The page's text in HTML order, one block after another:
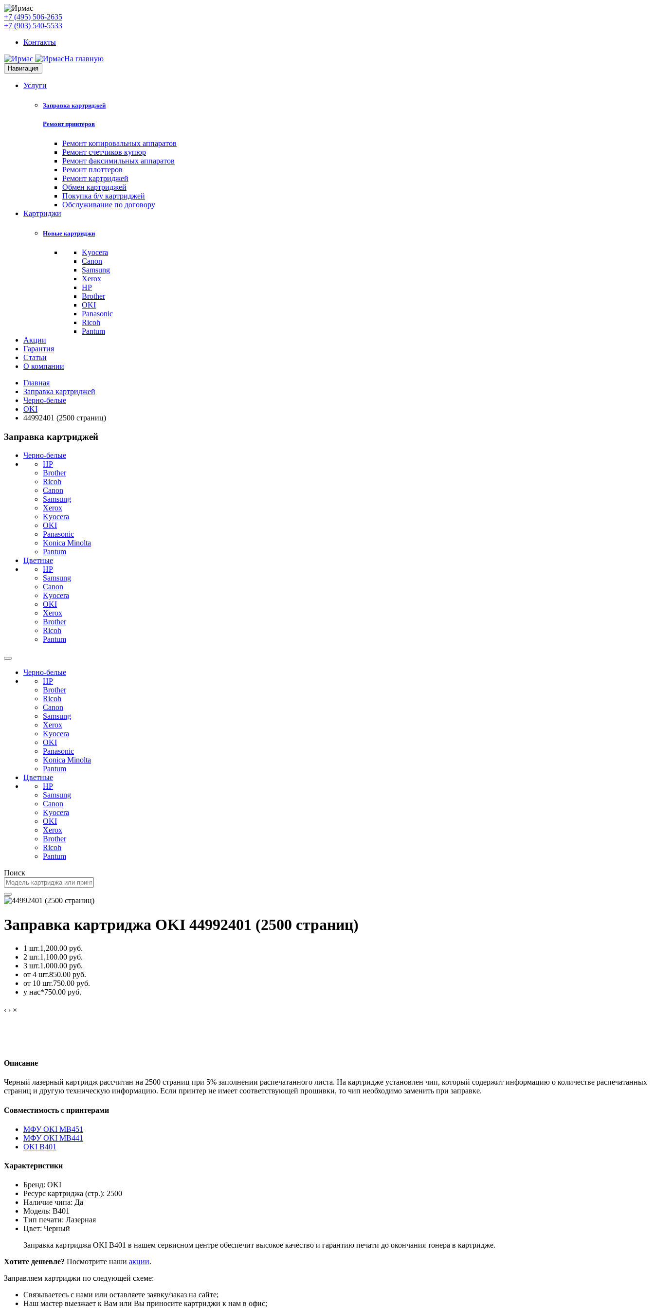
+7 (495) 506-2635
+7 (903) 540-5533
Контакты
На главную
Навигация
Услуги
Заправка картриджей
Ремонт принтеров
Ремонт копировальных аппаратов
Ремонт счетчиков купюр
Ремонт факсимильных аппаратов
Ремонт плоттеров
Ремонт картриджей
Обмен картриджей
Покупка б/у картриджей
Обслуживание по договору
Картриджи
Новые картриджи
Kyocera
Canon
Samsung
Xerox
HP
Brother
OKI
Panasonic
Ricoh
Pantum
Акции
Гарантия
Статьи
О компании
Главная
Заправка картриджей
Черно-белые
OKI
44992401 (2500 страниц)
Заправка картриджей
Черно-белые
HP
Brother
Ricoh
Canon
Samsung
Xerox
Kyocera
OKI
Panasonic
Konica Minolta
Pantum
Цветные
HP
Samsung
Canon
Kyocera
OKI
Xerox
Brother
Ricoh
Pantum
Черно-белые
HP
Brother
Ricoh
Canon
Samsung
Xerox
Kyocera
OKI
Panasonic
Konica Minolta
Pantum
Цветные
HP
Samsung
Canon
Kyocera
OKI
Xerox
Brother
Ricoh
Pantum
Поиск
Заправка картриджа OKI 44992401 (2500 страниц)
1 шт.1,200.00 руб.
2 шт.1,100.00 руб.
3 шт.1,000.00 руб.
от 4 шт.850.00 руб.
от 10 шт.750.00 руб.
у нас*750.00 руб.
‹ › ×
Описание
Черный лазерный картридж рассчитан на 2500 страниц при 5% заполнении распечатанного листа. На картридже установлен чип, который содержит информацию о количестве распечатанных
страниц и другую техническую информацию. Если принтер не имеет соответствующей прошивки, то чип необходимо заменить при заправке.
Совместимость с принтерами
МФУ OKI MB451
МФУ OKI MB441
OKI B401
Характеристики
Бренд: OKI
Ресурс картриджа (стр.): 2500
Наличие чипа: Да
Модель: B401
Тип печати: Лазерная
Цвет: Черный
Заправка картриджа OKI B401 в нашем сервисном центре обеспечит высокое качество и гарантию печати до окончания тонера в картридже.
Хотите дешевле? Посмотрите наши акции.
Заправляем картриджи по следующей схеме:
Связываетесь с нами или оставляете заявку/заказ на сайте;
Наш мастер выезжает к Вам или Вы приносите картриджи к нам в офис;